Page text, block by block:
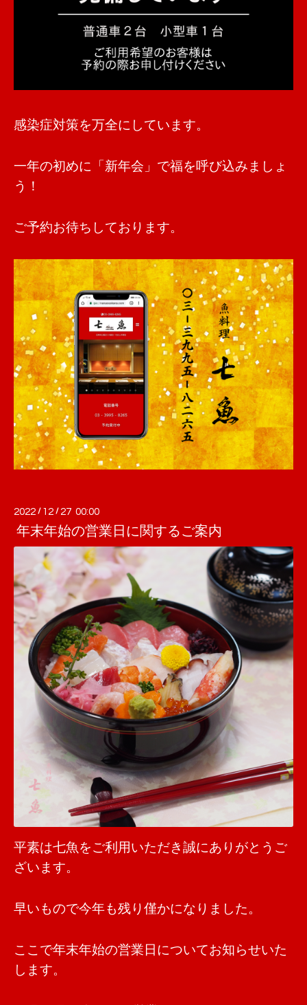
感染症対策を万全にしています。
一年の初めに「新年会」で福を呼び込みましょ
う！
ご予約お待ちしております。
2022 / 12 / 27 00:00
年末年始の営業日に関するご案内
平素は七魚をご利用いただき誠にありがとうご
ざいます。
早いもので今年も残り僅かになりました。
ここで年末年始の営業日についてお知らせいた
します。